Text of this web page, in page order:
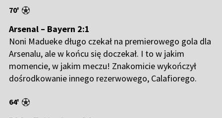
70'
Arsenal – Bayern 2:1
Noni Madueke długo czekał na premierowego gola dla
Arsenalu, ale w końcu się doczekał. I to w jakim
momencie, w jakim meczu! Znakomicie wykończył
dośrodkowanie innego rezerwowego, Calafiorego.
64'